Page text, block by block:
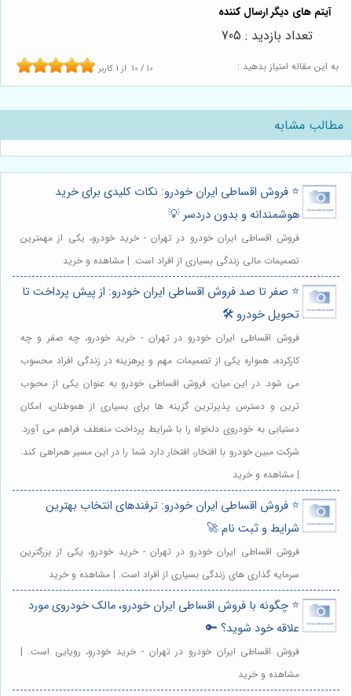
به این مقاله امتیاز بدهید : 10 / 10 از 1 کاربر
تعداد بازدید : 705
مطالب مشابه
⭐️ فروش اقساطی ایران خودرو: نکات کلیدی برای خرید
هوشمندانه و بدون دردسر 💡
فروش اقساطی ایران خودرو در تهران - خرید خودرو، یکی از مهمترین
تصمیمات مالی زندگی بسیاری از افراد است. | مشاهده و خرید
⭐️ صفر تا صد فروش اقساطی ایران خودرو: از پیش پرداخت تا
تحویل خودرو 🛠️
فروش اقساطی ایران خودرو در تهران - خرید خودرو، چه صفر و چه
کارکرده، همواره یکی از تصمیمات مهم و پرهزینه در زندگی افراد محسوب
می شود. در این میان، فروش اقساطی خودرو به عنوان یکی از محبوب
ترین و دسترس پذیرترین گزینه ها برای بسیاری از هموطنان، امکان
دستیابی به خودروی دلخواه را با شرایط پرداخت منعطف فراهم می آورد.
شرکت مبین خودرو با افتخار، افتخار دارد شما را در این مسیر همراهی کند.
| مشاهده و خرید
⭐️ فروش اقساطی ایران خودرو: ترفندهای انتخاب بهترین
شرایط و ثبت نام 🚀
فروش اقساطی ایران خودرو در تهران - خرید خودرو، یکی از بزرگترین
سرمایه گذاری های زندگی بسیاری از افراد است. | مشاهده و خرید
⭐️ چگونه با فروش اقساطی ایران خودرو، مالک خودروی مورد
علاقه خود شوید؟ 🔑
فروش اقساطی ایران خودرو در تهران - خرید خودرو، رویایی است. |
مشاهده و خرید